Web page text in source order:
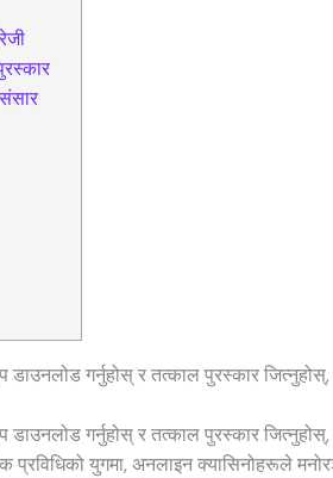
डाउनलोड गर्नुहोस् र तत्काल पुरस्कार
डाउनलोड गर्नुहोस् र तत्काल पुरस्कार
युगमा, अनलाइन क्यासिनोहरूले